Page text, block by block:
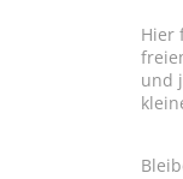
Hier
und